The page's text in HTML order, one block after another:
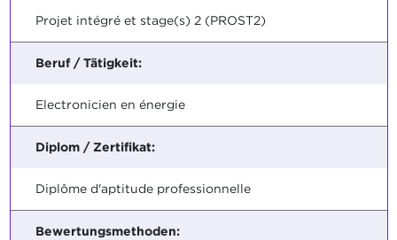
Projet intégré et stage(s) 2 (PROST2)
Beruf / Tätigkeit:
Electronicien en énergie
Diplom / Zertifikat:
Diplôme d'aptitude professionnelle
Bewertungsmethoden: